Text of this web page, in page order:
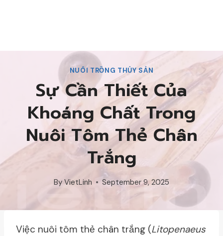
NUÔI TRỒNG THỦY SẢN
Sự Cần Thiết Của
Khoáng Chất Trong
Nuôi Tôm Thẻ Chân
Trắng
By VietLinh September 9, 2025
Việc nuôi tôm thẻ chân trắng (Litopenaeus